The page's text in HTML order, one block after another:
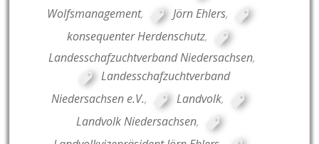
Wolfsmanagement, Jörn Ehlers,
konsequenter Herdenschutz,
Landesschafzuchtverband Niedersachsen,
Landesschafzuchtverband
Niedersachsen e.V., Landvolk,
Landvolk Niedersachsen,